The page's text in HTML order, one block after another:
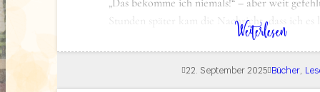
Weiterlesen: Lesestoff: Die letzte Stunde – Ever & After Band 3
„Das bekomme ich niemals!“ – aber weit
Stunden später kam die Nachricht, dass ich es
Ich bin total baff, aber vor allem
Jetzt muss „Knights & Heirs 2“ leider noch ein
ebenso wie all die vielen tollen Bücher, die
22. September 2025 Bücher,